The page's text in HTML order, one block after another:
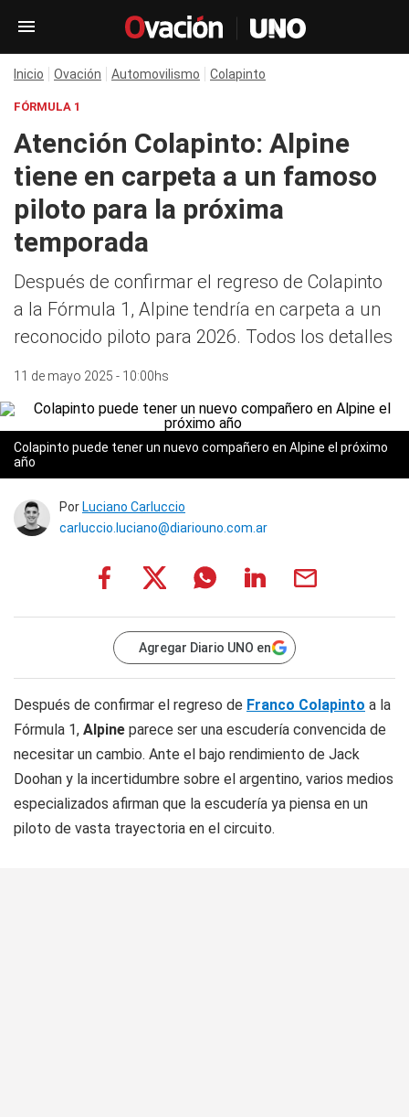
Inicio Ovación Automovilismo Colapinto
FÓRMULA 1
Atención Colapinto: Alpine
tiene en carpeta a un famoso
piloto para la próxima
temporada
Después de confirmar el regreso de Colapinto
a la Fórmula 1, Alpine tendría en carpeta a un
reconocido piloto para 2026. Todos los detalles
11 de mayo 2025 - 10:00hs
Colapinto puede tener un nuevo compañero en Alpine el próximo
año
Por Luciano Carluccio
carluccio.luciano@diariouno.com.ar
Agregar Diario UNO en
Después de confirmar el regreso de Franco Colapinto a la
Fórmula 1, Alpine parece ser una escudería convencida de
necesitar un cambio. Ante el bajo rendimiento de Jack
Doohan y la incertidumbre sobre el argentino, varios medios
especializados afirman que la escudería ya piensa en un
piloto de vasta trayectoria en el circuito.